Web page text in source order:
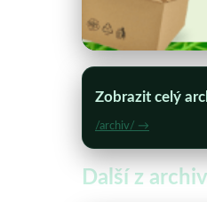
Zobrazit celý
/archiv/ →
Další z